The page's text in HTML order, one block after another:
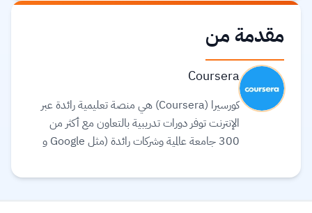
مقدمة من
Coursera
كورسيرا (Coursera) هي منصة تعليمية رائدة عبر
الإنترنت توفر دورات تدريبية بالتعاون مع أكثر من
300 جامعة عالمية وشركات رائدة (مثل Google و
العمل. تقدم المنصة مجموعة واسعة من الخيارات